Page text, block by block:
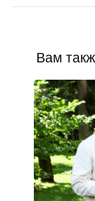
Вам